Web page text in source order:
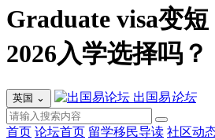
Graduate visa变
2026入学选择吗？
英国 ⌄ 出国易论坛
首页 论坛首页 留学移民导读 社区动